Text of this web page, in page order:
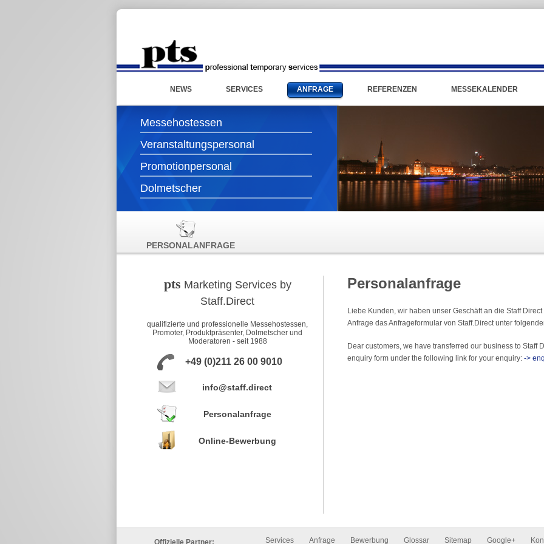
NEWS SERVICES ANFRAGE REFERENZEN MESSEKALENDER
Messehostessen
Veranstaltungspersonal
Promotionpersonal
Dolmetscher
PERSONALANFRAGE
pts Marketing Services by
Staff.Direct
qualifizierte und professionelle Messehostessen,
Promoter, Produktpräsenter, Dolmetscher und
Moderatoren - seit 1988
+49 (0)211 26 00 9010
info@staff.direct
Personalanfrage
Online-Bewerbung
Personalanfrage
Liebe Kunden, wir haben unser Geschäft an die Staff
Anfrage das Anfrageformular von Staff.Direct unter
Dear customers, we have transferred our business to Staff
enquiry form under the following link for your enquiry: ->
Offizielle Partner: Services Anfrage Bewerbung Glossar Sitemap Google+